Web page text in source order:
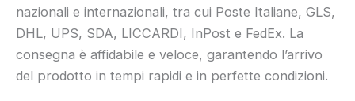
nazionali e internazionali, tra cui Poste Italiane, GLS,
DHL, UPS, SDA, LICCARDI, InPost e FedEx. La
consegna è affidabile e veloce, garantendo l’arrivo
del prodotto in tempi rapidi e in perfette condizioni.